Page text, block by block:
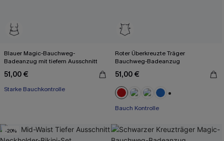
Blauer Magic-Bauchweg-
Badeanzug mit tiefem Ausschnitt
51,00 €
Starke Bauchkontrolle
Roter Überkreuzte Träger
Bauchweg-Badeanzug
51,00 €
Bauch Kontrolle
-20%